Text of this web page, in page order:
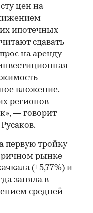
цен на
ипотечных
сдавать
на аренду
вложение.
регионов
— говорит
первую тройку
рынке
(+5,77%) и
заняла в
средней